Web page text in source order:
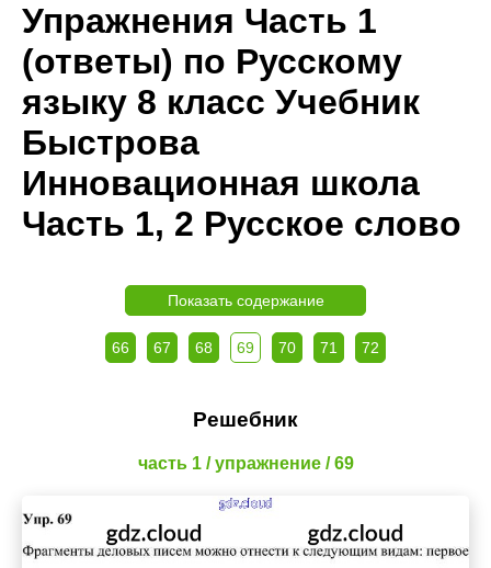
Упражнения Часть 1
(ответы) по Русскому
языку 8 класс Учебник
Быстрова
Инновационная школа
Часть 1, 2 Русское слово
Показать содержание
66 67 68 69 70 71 72
Решебник
часть 1 / упражнение / 69